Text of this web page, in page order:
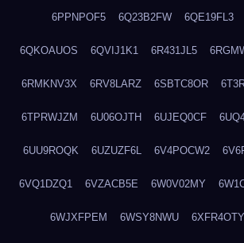
6PPNPOF5 6Q23B2FW 6QE19FL3
6QKOAUOS 6QVIJ1K1 6R431JL5
6RMKNV3X 6RV8LARZ 6SBTC8OR
6TPRWJZM 6U06OJTH 6UJEQ0CF
6UU9ROQK 6UZUZF6L 6V4POCW2
6VQ1DZQ1 6VZACB5E 6W0V02MY
6WJXFPEM 6WSY8NWU 6XFR4OTY